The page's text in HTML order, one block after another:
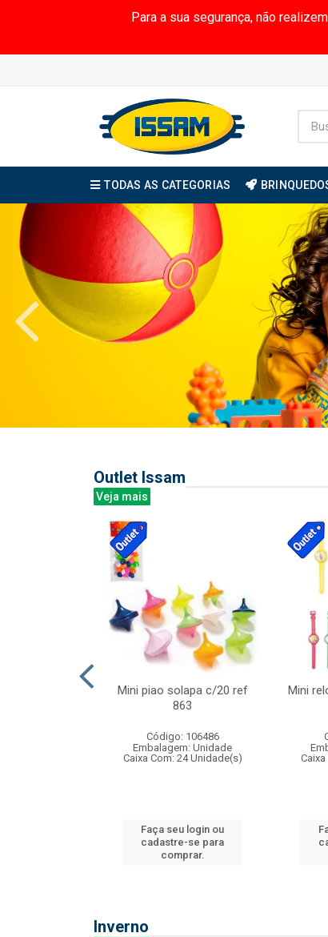
Para a sua segurança, não
TODAS AS CATEGORIAS
Outlet Issam
Veja mais
Mini piao solapa c/20 ref
863
Código: 106486
Embalagem: Unidade
Caixa Com: 24 Unidade(s)
Faça seu login ou
cadastre-se para
comprar.
Mini
Inverno